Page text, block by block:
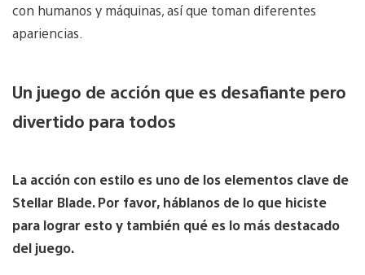
con humanos y máquinas, así que toman diferentes
apariencias.
Un juego de acción que es desafiante pero
divertido para todos
La acción con estilo es uno de los elementos clave de
Stellar Blade. Por favor, háblanos de lo que hiciste
para lograr esto y también qué es lo más destacado
del juego.